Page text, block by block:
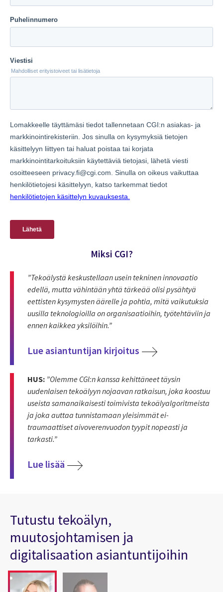
Miksi CGI?
”Tekoälystä keskustellaan usein tekninen innovaatio
edellä, mutta vähintään yhtä tärkeää olisi pysähtyä
eettisten kysymysten äärelle ja pohtia, mitä vaikutuksia
uusilla teknologioilla on organisaatioihin, työtehtäviin ja
ennen kaikkea yksilöihin.”
Lue asiantuntijan kirjoitus
HUS: ”Olemme CGI:n kanssa kehittäneet täysin
uudenlaisen tekoälyyn nojaavan ratkaisun, joka koostuu
useista samanaikaisesti toimivista tekoälyalgoritmeista
ja joka auttaa tunnistamaan yleisimmät ei-
traumaattiset aivoverenvuodon tyypit nopeasti ja
tarkasti.”
Lue lisää
Tutustu tekoälyn,
muutosjohtamisen ja
digitalisaation asiantuntijoihin